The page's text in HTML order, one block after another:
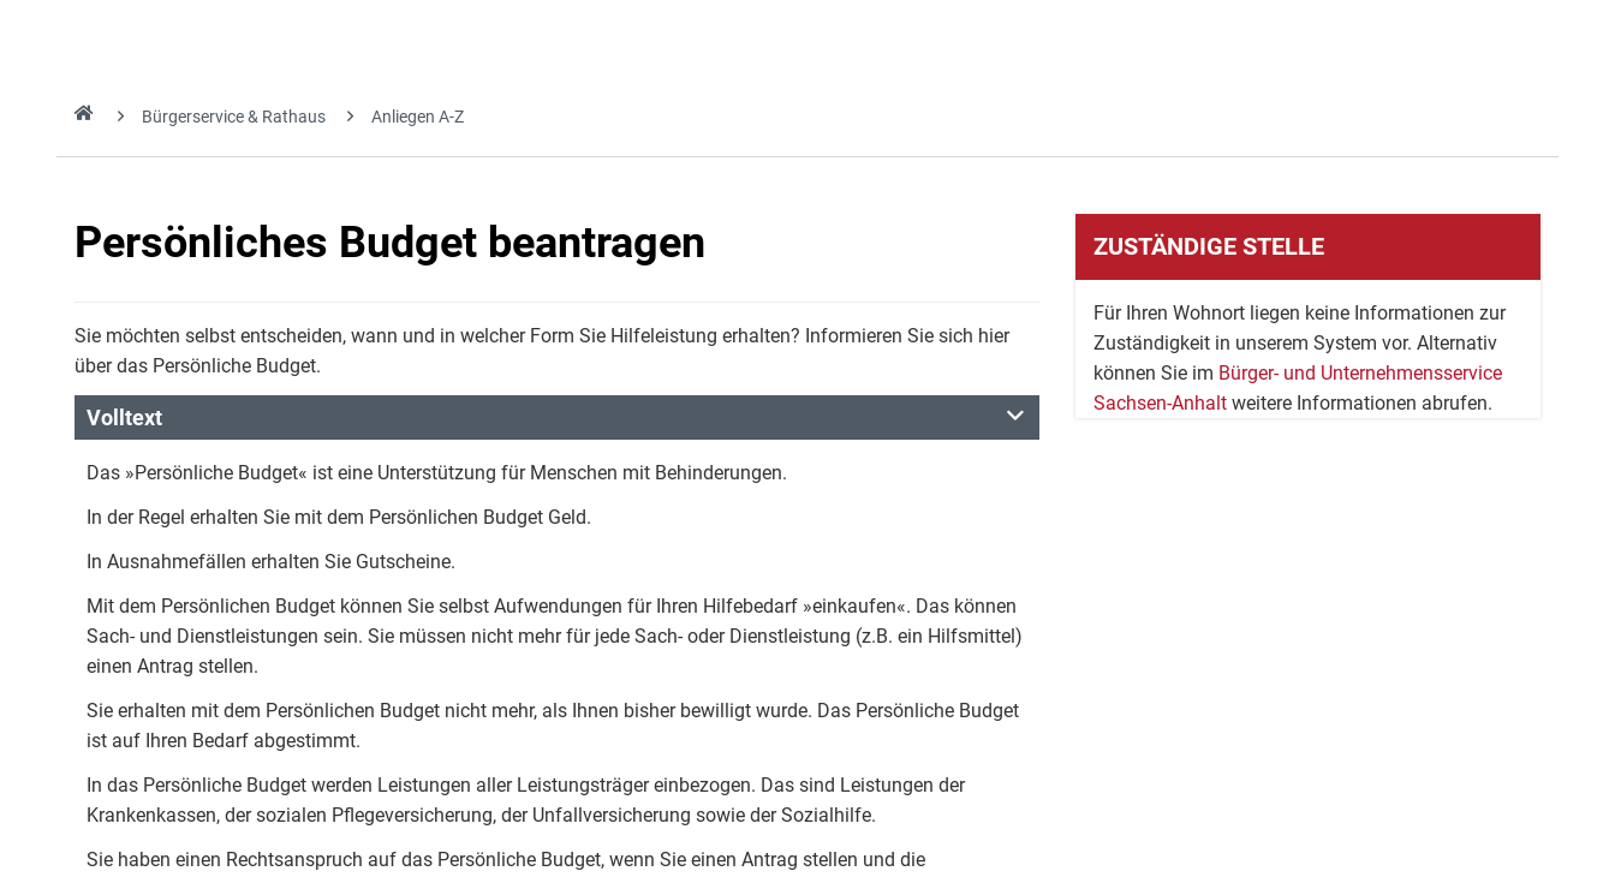
Bürgerservice & Rathaus Anliegen A-Z
Persönliches Budget beantragen
Sie möchten selbst entscheiden, wann und in welcher Form Sie Hilfeleistung erhalten? Informieren Sie sich hier
über das Persönliche Budget.
Volltext
Das »Persönliche Budget« ist eine Unterstützung für Menschen mit Behinderungen.
In der Regel erhalten Sie mit dem Persönlichen Budget Geld.
In Ausnahmefällen erhalten Sie Gutscheine.
Mit dem Persönlichen Budget können Sie selbst Aufwendungen für Ihren Hilfebedarf »einkaufen«. Das können
Sach- und Dienstleistungen sein. Sie müssen nicht mehr für jede Sach- oder Dienstleistung (z.B. ein Hilfsmittel)
einen Antrag stellen.
Sie erhalten mit dem Persönlichen Budget nicht mehr, als Ihnen bisher bewilligt wurde. Das Persönliche Budget
ist auf Ihren Bedarf abgestimmt.
In das Persönliche Budget werden Leistungen aller Leistungsträger einbezogen. Das sind Leistungen der
Krankenkassen, der sozialen Pflegeversicherung, der Unfallversicherung sowie der Sozialhilfe.
Sie haben einen Rechtsanspruch auf das Persönliche Budget, wenn Sie einen Antrag stellen und die
ZUSTÄNDIGE STELLE
Für Ihren Wohnort liegen keine Informationen zur
Zuständigkeit in unserem System vor. Alternativ
können Sie im Bürger- und Unternehmensservice
Sachsen-Anhalt weitere Informationen abrufen.